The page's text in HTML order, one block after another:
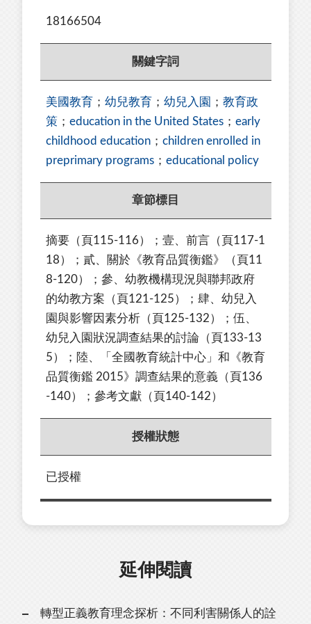
18166504
關鍵字詞
美國教育 ； 幼兒教育 ； 幼兒入園 ； 教育政
策 ； education in the United States ； early
childhood education ； children enrolled in
preprimary programs ； educational policy
章節標目
摘要（頁115-116）；壹、前言（頁117-1
18）；貳、關於《教育品質衡鑑》（頁11
8-120）；參、幼教機構現況與聯邦政府
的幼教方案（頁121-125）；肆、幼兒入
園與影響因素分析（頁125-132）；伍、
幼兒入園狀況調查結果的討論（頁133-13
5）；陸、「全國教育統計中心」和《教育
品質衡鑑 2015》調查結果的意義（頁136
-140）；參考文獻（頁140-142）
授權狀態
已授權
延伸閱讀
轉型正義教育理念探析：不同利害關係人的詮